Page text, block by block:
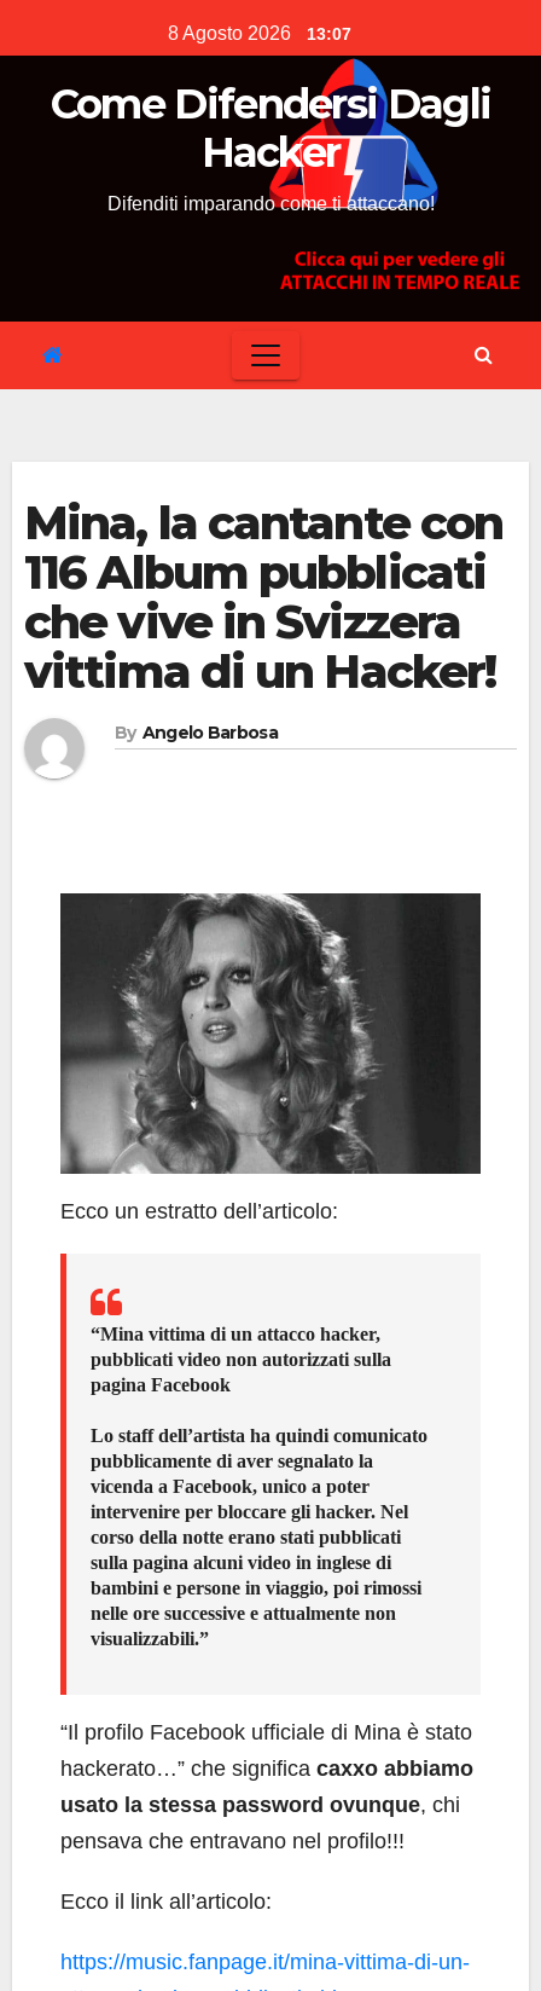
to
content
8 Agosto 2026 13:07
Come Difendersi Dagli
Hacker
Difenditi imparando come ti attaccano!
Mina, la cantante con
116 Album pubblicati
che vive in Svizzera
vittima di un Hacker!
By Angelo Barbosa
Ecco un estratto dell’articolo:
“Mina vittima di un attacco hacker,
pubblicati video non autorizzati sulla
pagina Facebook
Lo staff dell’artista ha quindi comunicato
pubblicamente di aver segnalato la
vicenda a Facebook, unico a poter
intervenire per bloccare gli hacker. Nel
corso della notte erano stati pubblicati
sulla pagina alcuni video in inglese di
bambini e persone in viaggio, poi rimossi
nelle ore successive e attualmente non
visualizzabili.”
“Il profilo Facebook ufficiale di Mina è stato
hackerato…” che significa caxxo abbiamo
usato la stessa password ovunque, chi
pensava che entravano nel profilo!!!
Ecco il link all’articolo:
https://music.fanpage.it/mina-vittima-di-un-